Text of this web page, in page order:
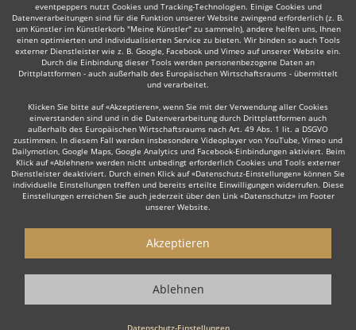
eventpeppers nutzt Cookies und Tracking-Technologien. Einige Cookies und
Datenverarbeitungen sind für die Funktion unserer Website zwingend erforderlich (z. B.
um Künstler im Künstlerkorb "Meine Künstler" zu sammeln), andere helfen uns, Ihnen
einen optimierten und individualisierten Service zu bieten. Wir binden so auch Tools
externer Dienstleister wie z. B. Google, Facebook und Vimeo auf unserer Website ein.
Durch die Einbindung dieser Tools werden personenbezogene Daten an
Drittplattformen - auch außerhalb des Europäischen Wirtschaftsraums - übermittelt
und verarbeitet.
Klicken Sie bitte auf «Akzeptieren», wenn Sie mit der Verwendung aller Cookies
einverstanden sind und in die Datenverarbeitung durch Drittplattformen auch
außerhalb des Europäischen Wirtschaftsraums nach Art. 49 Abs. 1 lit. a DSGVO
zustimmen. In diesem Fall werden insbesondere Videoplayer von YouTube, Vimeo und
Dailymotion, Google Maps, Google Analytics und Facebook-Einbindungen aktiviert. Beim
Klick auf «Ablehnen» werden nicht unbedingt erforderlich Cookies und Tools externer
Dienstleister deaktiviert. Durch einen Klick auf «Datenschutz-Einstellungen» können Sie
individuelle Einstellungen treffen und bereits erteilte Einwilligungen widerrufen. Diese
Einstellungen erreichen Sie auch jederzeit über den Link «Datenschutz» im Footer
unserer Website.
Datenschutz-Einstellungen
Akzeptieren
Ablehnen